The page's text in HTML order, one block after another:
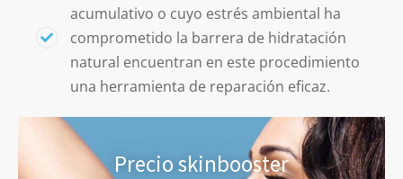
acumulativo o cuyo estrés ambiental ha
comprometido la barrera de hidratación
natural encuentran en este procedimiento
una herramienta de reparación eficaz.
Precio skinbooster